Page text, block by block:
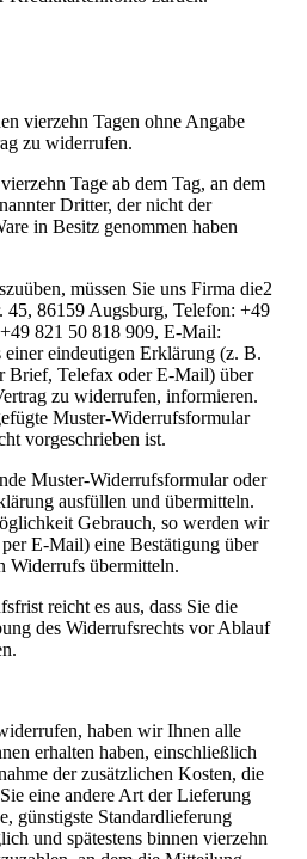
vierzehn Tagen ohne Angabe
zu widerrufen.
Tage ab dem Tag, an dem
Dritter, der nicht der
in Besitz genommen haben
müssen Sie uns Firma die2
45, 86159 Augsburg, Telefon: +49
821 50 818 909, E-Mail:
eindeutigen Erklärung (z. B.
Brief, Telefax oder E-Mail) über
zu widerrufen, informieren.
Muster-Widerrufsformular
vorgeschrieben ist.
Muster-Widerrufsformular oder
ausfüllen und übermitteln.
Gebrauch, so werden wir
E-Mail) eine Bestätigung über
Widerrufs übermitteln.
reicht es aus, dass Sie die
des Widerrufsrechts vor Ablauf
haben wir Ihnen alle
erhalten haben, einschließlich
der zusätzlichen Kosten, die
eine andere Art der Lieferung
günstigste Standardlieferung
und spätestens binnen vierzehn